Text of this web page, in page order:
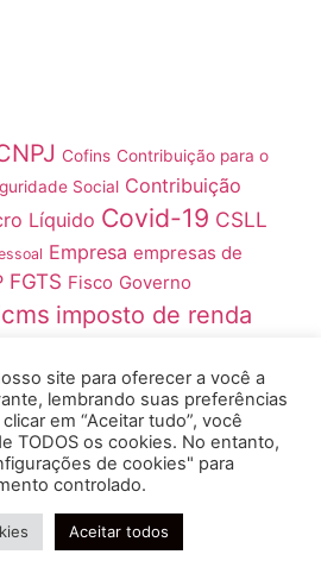
Cofins Contribuição para o
Social Contribuição
Líquido Covid-19 CSLL
Empresa empresas de
FGTS Fisco Governo
imposto de renda
Juros LGPD Lucro Real ME
Individuais
microempresas
Pronampe
site para oferecer a você a
lembrando suas preferências
em “Aceitar tudo”, você
TODOS os cookies. No entanto,
de cookies" para
controlado.
Aceitar todos
Precisa de ajuda?